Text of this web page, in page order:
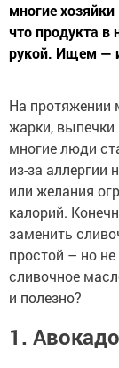
многие
что продукта
рукой. Ищем —
На протяжении
жарки, выпечки
многие люди
из-за аллергии
или желания
калорий.
заменить
простой – но
сливочное
и полезно?
1. Авокадо